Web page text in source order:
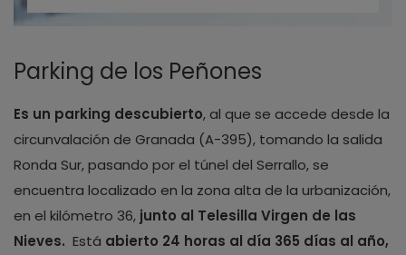
Parking de los Peñones
Es un parking descubierto, al que se accede desde la
circunvalación de Granada (A-395), tomando la salida
Ronda Sur, pasando por el túnel del Serrallo, se
encuentra localizado en la zona alta de la urbanización,
en el kilómetro 36, junto al Telesilla Virgen de las
Nieves. Está abierto 24 horas al día 365 días al año,